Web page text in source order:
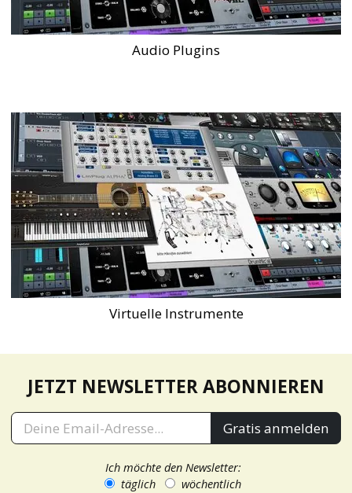
Audio Plugins
Virtuelle Instrumente
JETZT NEWSLETTER ABONNIEREN
Gratis anmelden
Ich möchte den Newsletter:
täglich
wöchentlich